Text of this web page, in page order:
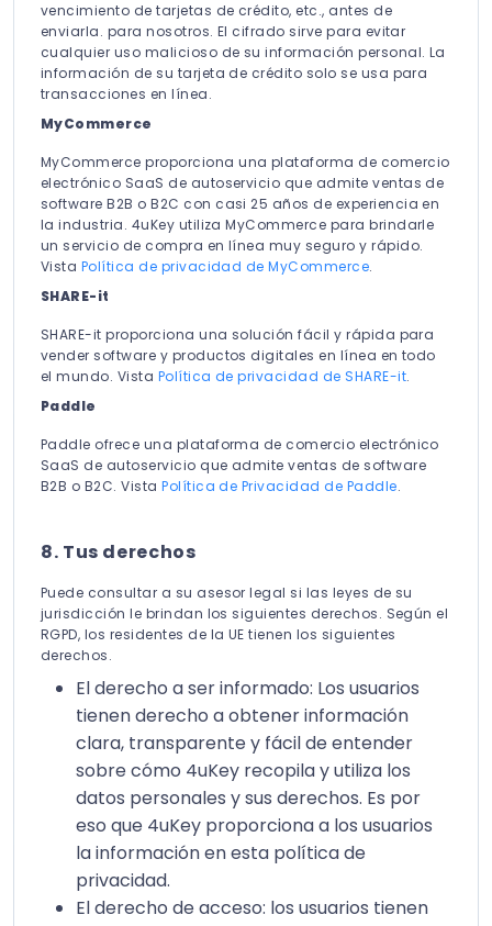
vencimiento de tarjetas de crédito, etc., antes de
enviarla. para nosotros. El cifrado sirve para evitar
cualquier uso malicioso de su información personal. La
información de su tarjeta de crédito solo se usa para
transacciones en línea.
MyCommerce
MyCommerce proporciona una plataforma de comercio
electrónico SaaS de autoservicio que admite ventas de
software B2B o B2C con casi 25 años de experiencia en
la industria. 4uKey utiliza MyCommerce para brindarle
un servicio de compra en línea muy seguro y rápido.
Vista Política de privacidad de MyCommerce.
SHARE-it
SHARE-it proporciona una solución fácil y rápida para
vender software y productos digitales en línea en todo
el mundo. Vista Política de privacidad de SHARE-it.
Paddle
Paddle ofrece una plataforma de comercio electrónico
SaaS de autoservicio que admite ventas de software
B2B o B2C. VistaPolítica de Privacidad de Paddle.
8. Tus derechos
Puede consultar a su asesor legal si las leyes de su
jurisdicción le brindan los siguientes derechos. Según el
RGPD, los residentes de la UE tienen los siguientes
derechos.
El derecho a ser informado: Los usuarios
tienen derecho a obtener información
clara, transparente y fácil de entender
sobre cómo 4uKey recopila y utiliza los
datos personales y sus derechos. Es por
eso que 4uKey proporciona a los usuarios
la información en esta política de
privacidad.
El derecho de acceso: los usuarios tienen